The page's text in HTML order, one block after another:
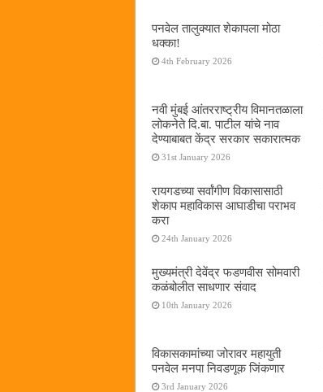
पनवेल तालुक्यात शेकापला मोठा
धक्का!
4th February 2026
नवी मुंबई आंतरराष्ट्रीय विमानतळाला
लोकनेते दि.बा. पाटील यांचे नाव
देण्याबाबत केंद्र सरकार सकारात्मक
31st January 2026
रायगडच्या सर्वांगीण विकासासाठी
शेकाप महाविकास आघाडीचा पराभव
करा
24th January 2026
मुख्यमंत्री देवेंद्र फडणवीस सोमवारी
कळंबोलीत साधणार संवाद
10th January 2026
विकासकामांच्या जोरावर महायुती
पनवेल मनपा निवडणूक जिंकणार
3rd January 2026